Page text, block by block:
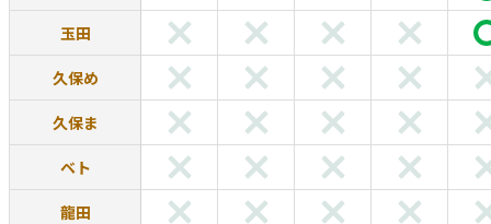
玉田
久保め
久保ま
ベト
龍田